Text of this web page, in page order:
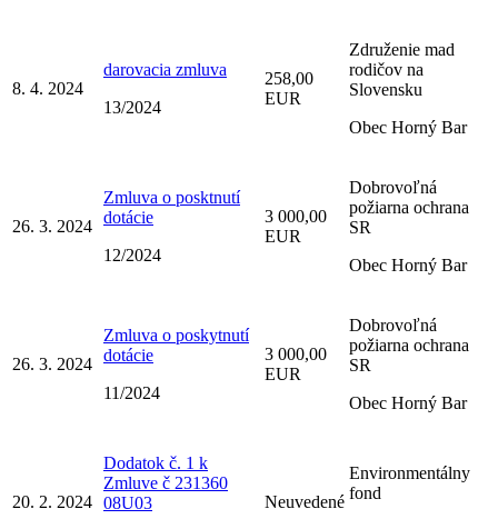
8. 4. 2024
darovacia zmluva
13/2024
258,00
EUR
Združenie mad
rodičov na
Slovensku
Obec Horný Bar
26. 3. 2024
Zmluva o posktnutí
dotácie
12/2024
3 000,00
EUR
Dobrovoľná
požiarna ochrana
SR
Obec Horný Bar
26. 3. 2024
Zmluva o poskytnutí
dotácie
11/2024
3 000,00
EUR
Dobrovoľná
požiarna ochrana
SR
Obec Horný Bar
20. 2. 2024
Dodatok č. 1 k
Zmluve č 231360
08U03
Neuvedené
Environmentálny
fond